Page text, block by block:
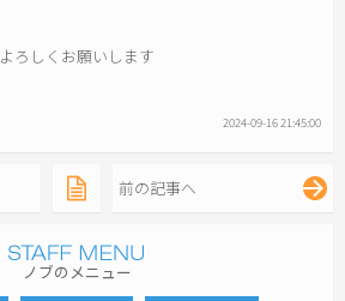
よろしくお願いします
2024-09-16 21:45:00
前の記事へ
ノブのメニュー